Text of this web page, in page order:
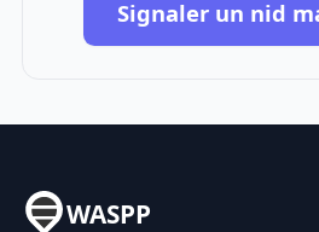
Signaler un nid
WASPP